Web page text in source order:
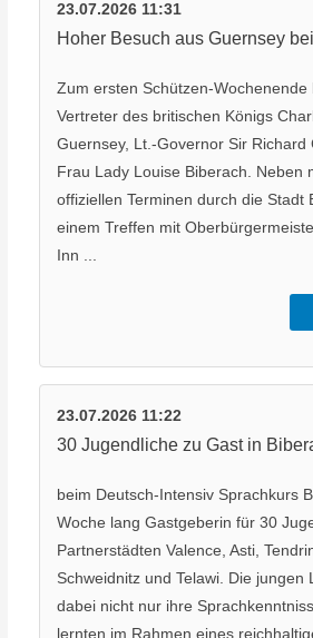
23.07.2026 11:31
Hoher Besuch aus Guernsey
Zum ersten Schützen-Wochenende
Vertreter des britischen Königs
Guernsey, Lt.-Governor Sir Richard
Frau Lady Louise Biberach. Neben
offiziellen Terminen durch die Stadt
einem Treffen mit
Inn ...
23.07.2026 11:22
30 Jugendliche zu Gast in
beim Deutsch-Intensiv Sprachkurs
Woche lang Gastgeberin für 30
Partnerstädten Valence, Asti,
Schweidnitz und Telawi. Die jungen
dabei nicht nur ihre
lernten im Rahmen eines